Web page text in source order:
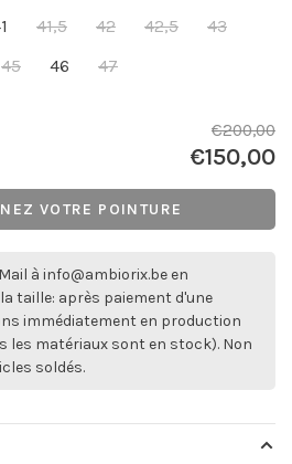
41,5 42 42,5
43
45 46 47
€200,00
€150,00
VOTRE POINTURE
à info@ambiorix.be en
taille: après paiement d'une
immédiatement en production
les matériaux sont en stock). Non
soldés.